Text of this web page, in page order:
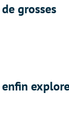
grosses